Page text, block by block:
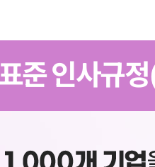
준 인사규